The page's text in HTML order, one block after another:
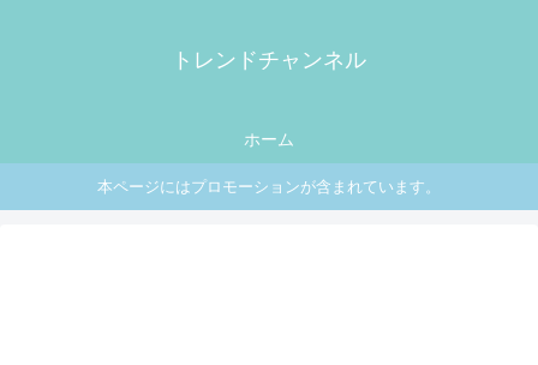
トレンドチャンネル
ホーム
本ページにはプロモーションが含まれています。